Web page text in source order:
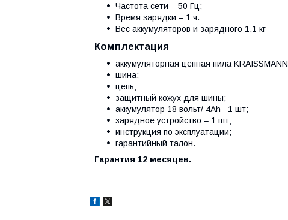
Частота сети – 50 Гц;
Время зарядки – 1 ч.
Вес аккумуляторов и зарядного 1.1 кг
Комплектация
аккумуляторная цепная пила
шина;
цепь;
защитный кожух для шины;
аккумулятор 18 вольт/ 4Ah –1 шт;
зарядное устройство – 1 шт;
инструкция по эксплуатации;
гарантийный талон.
Гарантия 12 месяцев.